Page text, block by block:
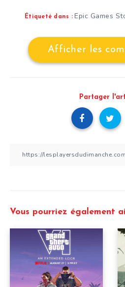
Étiqueté dans : Epic Games
Afficher les
Partager
Vous pourriez également